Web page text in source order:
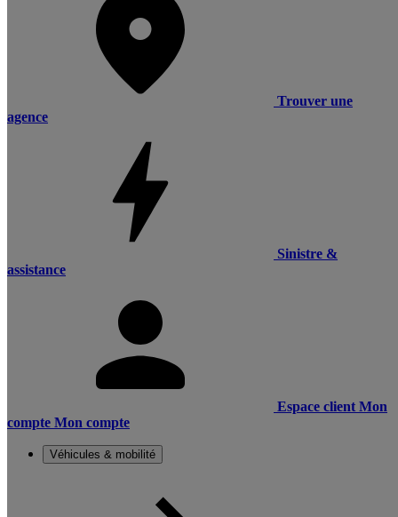
Trouver une
agence
Sinistre &
assistance
Espace client Mon
compte Mon compte
Véhicules & mobilité